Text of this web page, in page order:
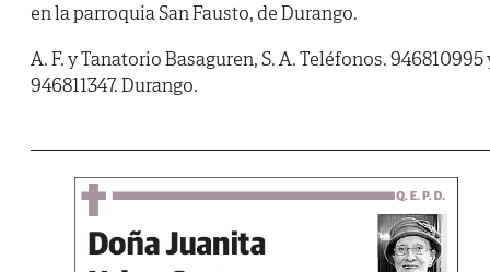
en la parroquia San Fausto, de Durango.
A. F. y Tanatorio Basaguren, S. A. Teléfonos. 946810995
946811347. Durango.